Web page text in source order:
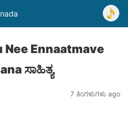
Nee Ennaatmave
ಸಾಹಿತ್ಯ
7 ತಿಂಗಳುಗಳು ago